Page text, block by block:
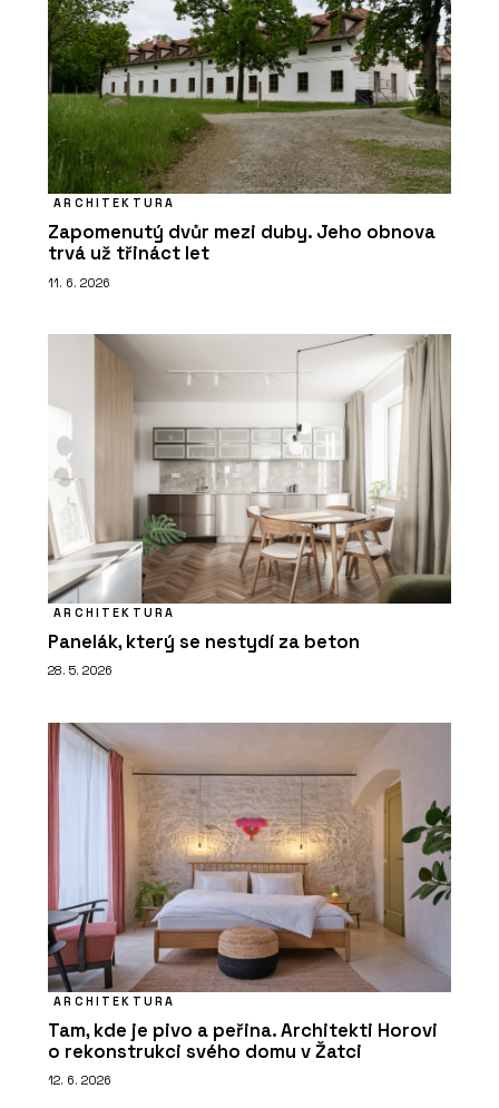
ARCHITEKTURA
Zapomenutý dvůr mezi duby. Jeho obnova
trvá už třináct let
11. 6. 2026
ARCHITEKTURA
Panelák, který se nestydí za beton
28. 5. 2026
ARCHITEKTURA
Tam, kde je pivo a peřina. Architekti Horovi
o rekonstrukci svého domu v Žatci
12. 6. 2026